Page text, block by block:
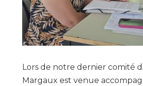
Lors de notre dernier comité
Margaux est venue